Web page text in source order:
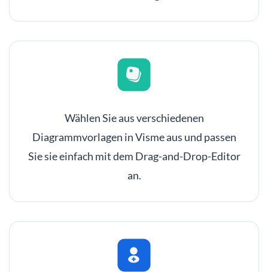
Wählen Sie aus verschiedenen
Diagrammvorlagen in Visme aus und passen
Sie sie einfach mit dem Drag-and-Drop-Editor
an.